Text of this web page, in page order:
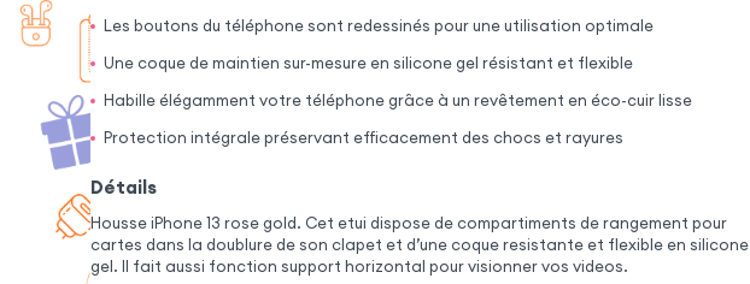
Les boutons du téléphone sont redessinés pour une utilisation optimale
Une coque de maintien sur-mesure en silicone gel résistant et flexible
Habille élégamment votre téléphone grâce à un revêtement en éco-cuir lisse
Protection intégrale préservant efficacement des chocs et rayures
Détails
Housse iPhone 13 rose gold. Cet etui dispose de compartiments de rangement pour
cartes dans la doublure de son clapet et d’une coque resistante et flexible en silicone
gel. Il fait aussi fonction support horizontal pour visionner vos videos.